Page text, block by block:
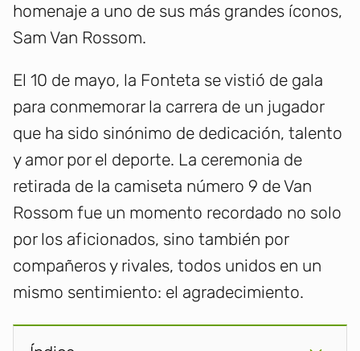
homenaje a uno de sus más grandes íconos,
Sam Van Rossom.
El 10 de mayo, la Fonteta se vistió de gala
para conmemorar la carrera de un jugador
que ha sido sinónimo de dedicación, talento
y amor por el deporte. La ceremonia de
retirada de la camiseta número 9 de Van
Rossom fue un momento recordado no solo
por los aficionados, sino también por
compañeros y rivales, todos unidos en un
mismo sentimiento: el agradecimiento.